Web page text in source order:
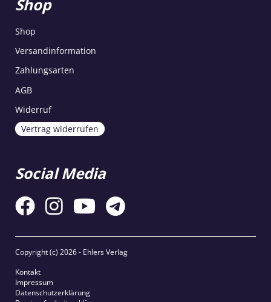
Shop
Shop
Versandinformation
Zahlungsarten
AGB
Widerruf
Vertrag widerrufen
Social Media
Copyright (c) 2026 - Ehlers Verlag
Kontakt
Impressum
Datenschutzerklärung